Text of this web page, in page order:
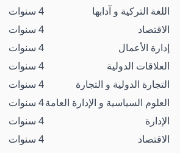
اللغة التركية و آدابها
4 سنوات
الاقتصاد
4 سنوات
إدارة الأعمال
4 سنوات
العلاقات الدولية
4 سنوات
التجارة الدولية و التجارة
4 سنوات
العلوم السياسية و الإدارة العامة4 سنوات
الإدارة
4 سنوات
الاقتصاد
4 سنوات